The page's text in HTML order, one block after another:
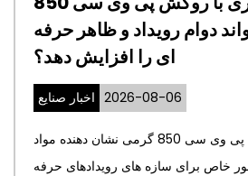
گرم چگونه می تواند
ممتازی است که به طور خاص